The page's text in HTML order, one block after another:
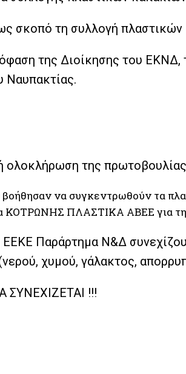
σκοπό τη συλλογή
της Διοίκησης του ΕΚΝΔ,
Ναυπακτίας.
ολοκλήρωση της
βοήθησαν να συγκεντρωθούν τα
ΚΟΤΡΩΝΗΣ ΠΛΑΣΤΙΚΑ ΑΒΕΕ για
Παράρτημα Ν&Δ
χυμού, γάλακτος,
ΣΥΝΕΧΙΖΕΤΑΙ !!!